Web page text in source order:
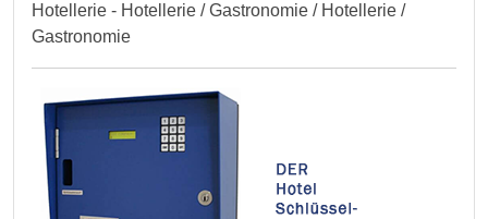
Hotellerie - Hotellerie / Gastronomie / Hotellerie /
Gastronomie